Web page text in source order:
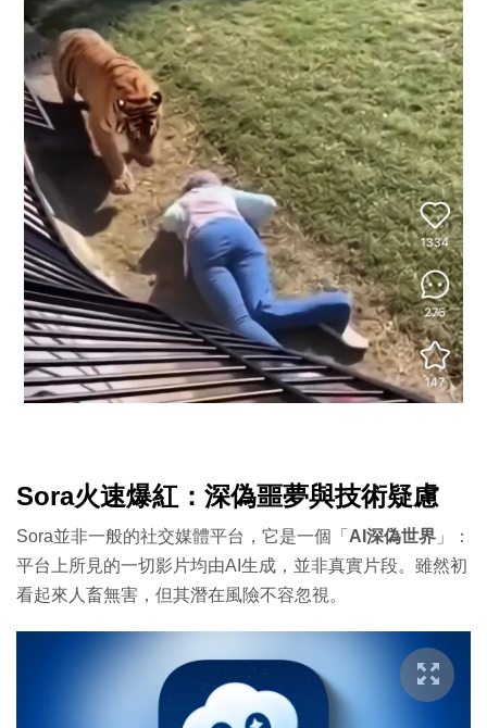
Sora火速爆紅：深偽噩夢與技術疑慮
Sora並非一般的社交媒體平台，它是一個「 AI深偽世界 」：
平台上所見的一切影片均由AI生成，並非真實片段。雖然初
看起來人畜無害，但其潛在風險不容忽視。